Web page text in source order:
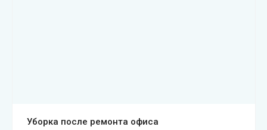
Уборка после ремонта офиса